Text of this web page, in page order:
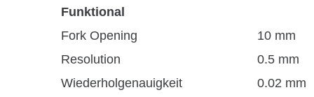
Funktional
Fork Opening
10 mm
Resolution
0.5 mm
Wiederholgenauigkeit
0.02 mm